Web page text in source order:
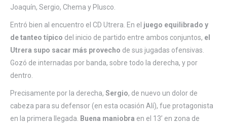
Joaquín, Sergio, Chema y Plusco.
Entró bien al encuentro el CD Utrera. En el juego equilibrado y
de tanteo típico del inicio de partido entre ambos conjuntos, el
Utrera supo sacar más provecho de sus jugadas ofensivas.
Gozó de internadas por banda, sobre todo la derecha, y por
dentro.
Precisamente por la derecha, Sergio, de nuevo un dolor de
cabeza para su defensor (en esta ocasión Alí), fue protagonista
en la primera llegada.
Buena maniobra en el 13’ en zona de